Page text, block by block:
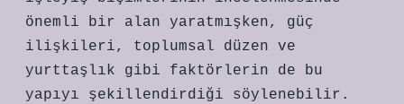
önemli bir alan yaratmışken, güç
ilişkileri, toplumsal düzen ve
yurttaşlık gibi faktörlerin de bu
yapıyı şekillendirdiği söylenebilir.